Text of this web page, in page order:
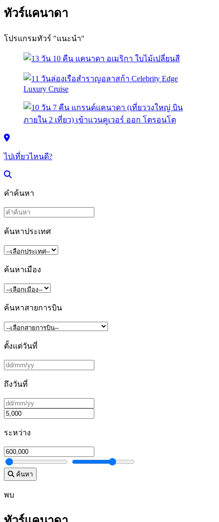
ทัวร์แคนาดา
โปรแกรมทัวร์ "แนะนำ"
ไปเที่ยวไหนดี?
คำค้นหา
ค้นหาประเทศ
ค้นหาเมือง
ค้นหาสายการบิน
ตั้งแต่วันที่
ถึงวันที่
ระหว่าง
ค้นหา
พบ